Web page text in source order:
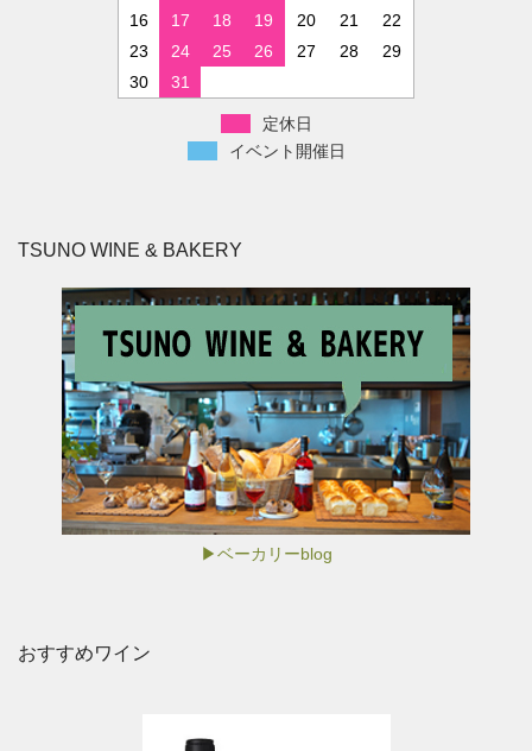
16
17 18 19 20 21
22
23
24 25 26 27 28
29
30
31
定休日
イベント開催日
TSUNO WINE & BAKERY
▶ベーカリーblog
おすすめワイン